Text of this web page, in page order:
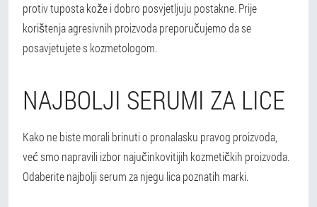
protiv tuposta kože i dobro posvjetljuju postakne. Prije
korištenja agresivnih proizvoda preporučujemo da se
posavjetujete s kozmetologom.
NAJBOLJI SERUMI ZA LICE
Kako ne biste morali brinuti o pronalasku pravog proizvoda,
već smo napravili izbor najučinkovitijih kozmetičkih proizvoda.
Odaberite najbolji serum za njegu lica poznatih marki.